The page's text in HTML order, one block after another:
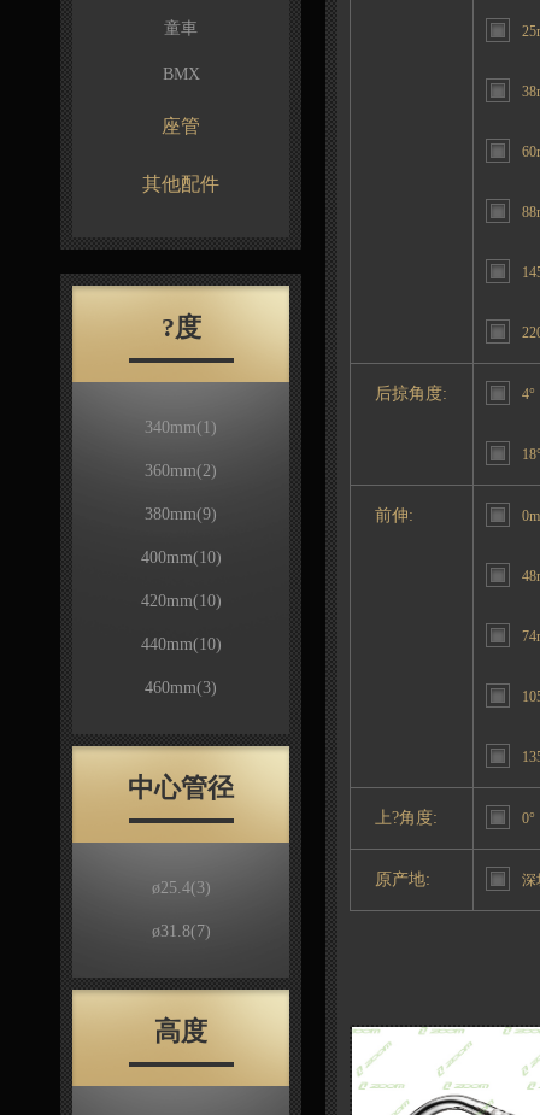
童車
BMX
座管
其他配件
?度
340mm(1)
360mm(2)
380mm(9)
400mm(10)
420mm(10)
440mm(10)
460mm(3)
中心管径
ø25.4(3)
ø31.8(7)
高度
后掠角度: 4°
前伸:
上?角度: 0°
原产地: 深